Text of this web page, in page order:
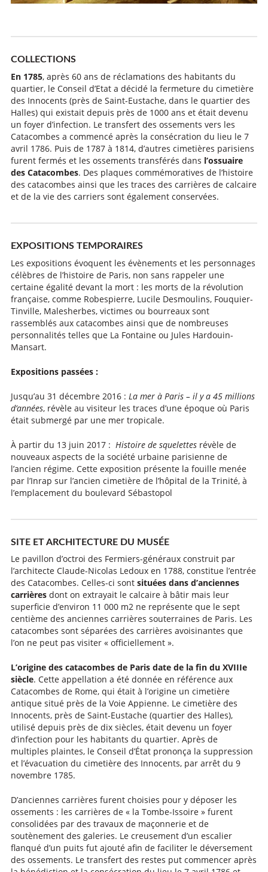
COLLECTIONS
En 1785, après 60 ans de réclamations des habitants du
quartier, le Conseil d’Etat a décidé la fermeture du cimetière
des Innocents (près de Saint-Eustache, dans le quartier des
Halles) qui existait depuis près de 1000 ans et était devenu
un foyer d’infection. Le transfert des ossements vers les
Catacombes a commencé après la consécration du lieu le 7
avril 1786. Puis de 1787 à 1814, d’autres cimetières parisiens
furent fermés et les ossements transférés dans l’ossuaire
des Catacombes. Des plaques commémoratives de l’histoire
des catacombes ainsi que les traces des carrières de calcaire
et de la vie des carriers sont également conservées.
EXPOSITIONS TEMPORAIRES
Les expositions évoquent les évènements et les personnages
célèbres de l’histoire de Paris, non sans rappeler une
certaine égalité devant la mort : les morts de la révolution
française, comme Robespierre, Lucile Desmoulins, Fouquier-
Tinville, Malesherbes, victimes ou bourreaux sont
rassemblés aux catacombes ainsi que de nombreuses
personnalités telles que La Fontaine ou Jules Hardouin-
Mansart.
Expositions passées :
Jusqu’au 31 décembre 2016 : La mer à Paris – il y a 45 millions
d’années, révèle au visiteur les traces d’une époque où Paris
était submergé par une mer tropicale.
À partir du 13 juin 2017 : Histoire de squelettes révèle de
nouveaux aspects de la société urbaine parisienne de
l’ancien régime. Cette exposition présente la fouille menée
par l’Inrap sur l’ancien cimetière de l’hôpital de la Trinité, à
l’emplacement du boulevard Sébastopol
SITE ET ARCHITECTURE DU MUSÉE
Le pavillon d’octroi des Fermiers-généraux construit par
l’architecte Claude-Nicolas Ledoux en 1788, constitue l’entrée
des Catacombes. Celles-ci sont situées dans d’anciennes
carrières dont on extrayait le calcaire à bâtir mais leur
superficie d’environ 11 000 m2 ne représente que le sept
centième des anciennes carrières souterraines de Paris. Les
catacombes sont séparées des carrières avoisinantes que
l’on ne peut pas visiter « officiellement ».
L’origine des catacombes de Paris date de la fin du XVIIIe
siècle. Cette appellation a été donnée en référence aux
Catacombes de Rome, qui était à l’origine un cimetière
antique situé près de la Voie Appienne. Le cimetière des
Innocents, près de Saint-Eustache (quartier des Halles),
utilisé depuis près de dix siècles, était devenu un foyer
d’infection pour les habitants du quartier. Après de
multiples plaintes, le Conseil d’État prononça la suppression
et l’évacuation du cimetière des Innocents, par arrêt du 9
novembre 1785.
D’anciennes carrières furent choisies pour y déposer les
ossements : les carrières de « la Tombe-Issoire » furent
consolidées par des travaux de maçonnerie et de
soutènement des galeries. Le creusement d’un escalier
flanqué d’un puits fut ajouté afin de faciliter le déversement
des ossements. Le transfert des restes put commencer après